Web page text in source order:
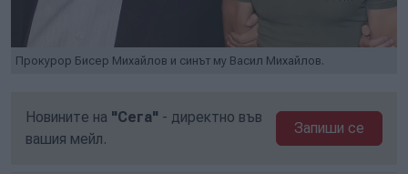
Прокурор Бисер Михайлов и синът му Васил Михайлов.
Новините на "Сега" - директно във
вашия мейл.
Запиши се